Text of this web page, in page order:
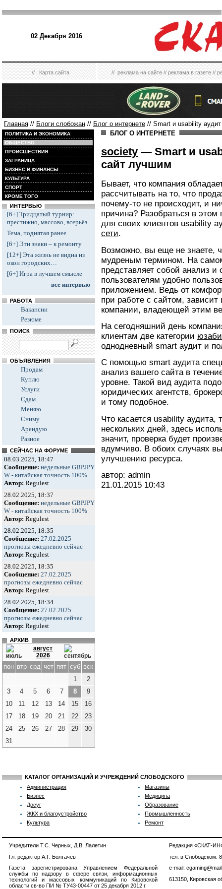
02 Декабря 2016
//Карта сайта //реклама на сайте//реклама в газете//
Главная // Блоги слобожан // Блог о интернете // Smart и usability
ПОЛИТИКА И ЭКОНОМИКА
ОБЩЕСТВО
ПРОИСШЕСТВИЯ
ЗАГРАНИЦА
БИЗНЕС И ФИНАНСЫ
КУЛЬТУРА
СПОРТ
КРОМЕ ТОГО
ИНТЕРВЬЮ
[6+] Тридцатый турнир:
престижно, массово, всерьёз
Тема, поднятая ранее
[6+] Эти знаки – к ремонту
[12+] Эта жизнь не видна из
окон городских…
[6+] Игра в лучшем смысле
все интервью
РАБОТА
Вакансии
Резюме
ПОИСК
ОБЪЯВЛЕНИЯ
Продам
Куплю
Услуги
Сдам
Меняю
Сниму
Арендую
Разное
СЕЙЧАС НА ФОРУМЕ
08.03.2025, 18:47
Сообщение: недельные GBPJPY
W - китайская точность 100%
Автор: Regulest
28.02.2025, 18:37
Сообщение: недельные GBPJPY
W - китайская точность 100%
Автор: Regulest
28.02.2025, 18:35
Сообщение: 27.02.2025
прогнозы ежедневно сейчас
Автор: Regulest
28.02.2025, 18:35
Сообщение: 27.02.2025
прогнозы ежедневно сейчас
Автор: Regulest
28.02.2025, 18:34
Сообщение: 27.02.2025
прогнозы ежедневно сейчас
Автор: Regulest
АРХИВ
август
2026
пон втр срд чет пят суб вск
1
2
3
4 5 6 7 8
9
10
11 12 13 14 15
16
17
18 19 20 21 22
23
24
25 26 27 28 29
30
31
БЛОГ О ИНТЕРНЕТЕ
society — Smart и
сайт лучшим
Бывает, что компания
рассчитывать на то, что
почему-то не происходит, и
причина? Разобраться в
для своих клиентов usability
сети.
Возможно, вы еще не знаете,
мудреным термином. На
представляет собой анализ и
пользователям удобно
приложением. Ведь от
при работе с сайтом, зависит
компании, владеющей этим
На сегодняшний день
клиентам две категории
однодневный smart аудит и
С помощью smart аудита
анализ вашего сайта в
уровне. Такой вид аудита
юридических агентств,
и тому подобное.
Что касается usability аудита,
нескольких дней, здесь
значит, проверка будет
вдумчиво. В обоих случаях
улучшению ресурса.
автор: admin
21.01.2015 10:43
КАТАЛОГ ОРГАНИЗАЦИЙ И УЧРЕЖДЕНИЙ СЛОБОДСКОГО
Администрация
Бизнес
Досуг
ЖКХ и благоустройство
Культура
Магазины
Медицина
Образование
Промышленность
Ремонт
Учредители Т.С. Черных, Д.В. Лалетин
Гл. редактор А.Г. Болтачев
Газета зарегистрирована Управлением Федеральной
службы по надзору в сфере связи, информационных
технологий и массовых коммуникаций по Кировской
области св-во ПИ № ТУ43-00447 от 25 декабря 2012 г.
Редакция «СКАТ-
тел. в Слободском:
e-mail:
613150, Кировская